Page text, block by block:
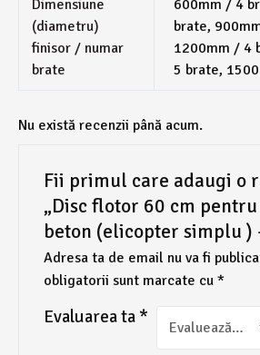
Dimensiune
(diametru)
finisor / numar
brate
600mm / 4
brate,
1200mm / 4
5 brate,
Nu există recenzii până acum.
Fii primul care adaugi o
„Disc flotor 60 cm
beton (elicopter simplu )
Adresa ta de email nu va fi
obligatorii sunt marcate cu *
Evaluarea ta *